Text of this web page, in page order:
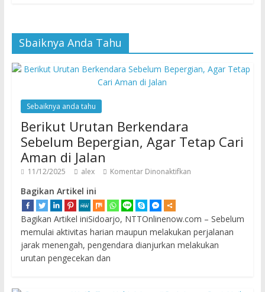
Sbaiknya Anda Tahu
Sebaiknya anda tahu
Berikut Urutan Berkendara
Sebelum Bepergian, Agar Tetap Cari
Aman di Jalan
11/12/2025 alex Komentar Dinonaktifkan
Bagikan Artikel ini
Bagikan Artikel iniSidoarjo, NTTOnlinenow.com – Sebelum
memulai aktivitas harian maupun melakukan perjalanan
jarak menengah, pengendara dianjurkan melakukan
urutan pengecekan dan